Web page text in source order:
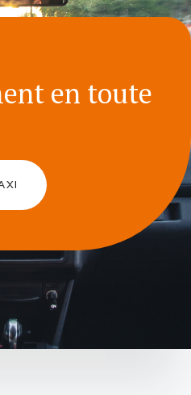
en toute